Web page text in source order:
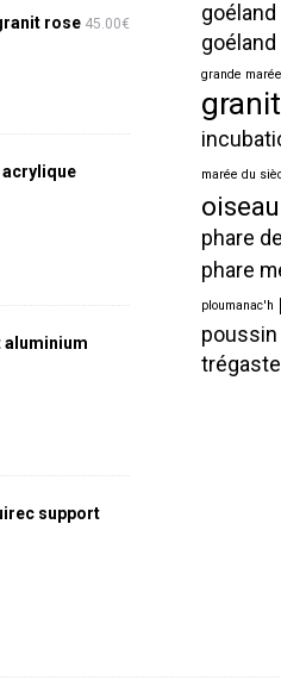
rose 45.00€
aluminium
support
goéland
goéland
grande
marée du
oiseau
phare
phare
ploumanac'h
trégastel